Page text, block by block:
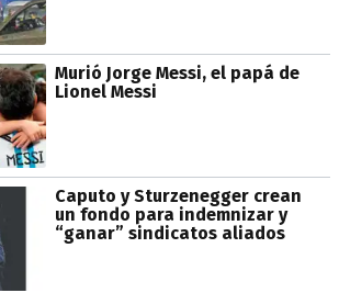
Murió Jorge Messi, el papá de
Lionel Messi
Caputo y Sturzenegger crean
un fondo para indemnizar y
“ganar” sindicatos aliados